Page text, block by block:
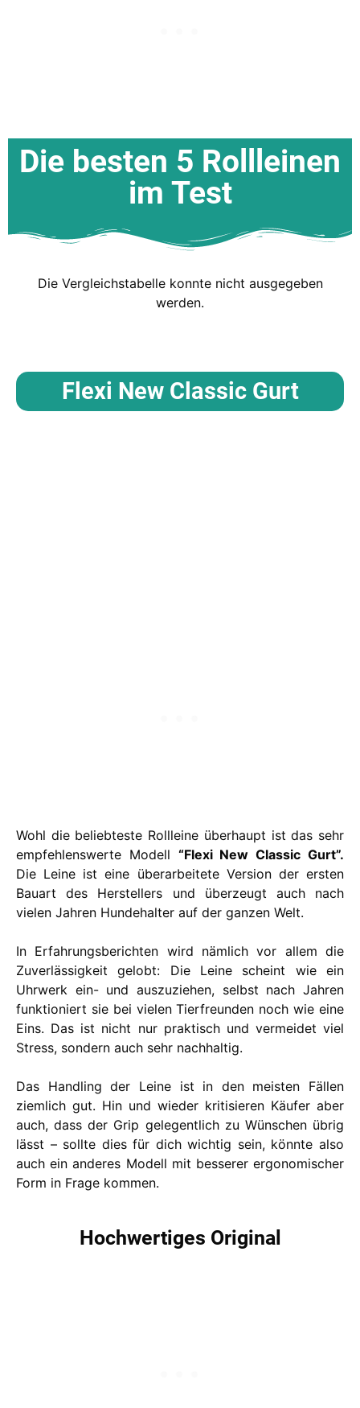
Die besten 5 Rollleinen
im Test
Die Vergleichstabelle konnte nicht ausgegeben
werden.
Flexi New Classic Gurt
Wohl die beliebteste Rollleine überhaupt ist das sehr
empfehlenswerte Modell “Flexi New Classic Gurt”.
Die Leine ist eine überarbeitete Version der ersten
Bauart des Herstellers und überzeugt auch nach
vielen Jahren Hundehalter auf der ganzen Welt.
In Erfahrungsberichten wird nämlich vor allem die
Zuverlässigkeit gelobt: Die Leine scheint wie ein
Uhrwerk ein- und auszuziehen, selbst nach Jahren
funktioniert sie bei vielen Tierfreunden noch wie eine
Eins. Das ist nicht nur praktisch und vermeidet viel
Stress, sondern auch sehr nachhaltig.
Das Handling der Leine ist in den meisten Fällen
ziemlich gut. Hin und wieder kritisieren Käufer aber
auch, dass der Grip gelegentlich zu Wünschen übrig
lässt – sollte dies für dich wichtig sein, könnte also
auch ein anderes Modell mit besserer ergonomischer
Form in Frage kommen.
Hochwertiges Original